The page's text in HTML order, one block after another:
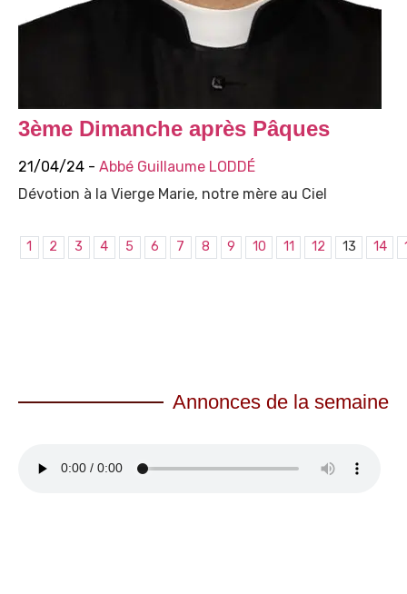
3ème Dimanche après Pâques
21/04/24 - Abbé Guillaume LODDÉ
Dévotion à la Vierge Marie, notre mère au Ciel
1 2 3 4 5 6 7 8 9 10 11 12 13 14
Annonces de la semaine